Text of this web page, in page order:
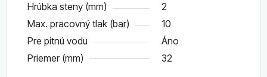
Hrúbka steny (mm)
2
Max. pracovný tlak (bar)
10
Pre pitnú vodu
Áno
Priemer (mm)
32